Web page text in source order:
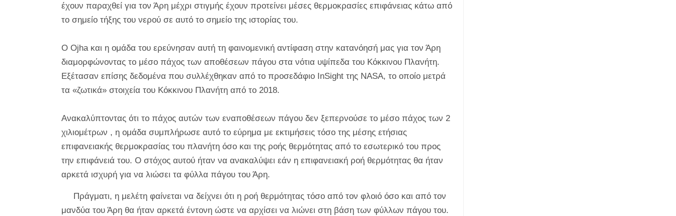
έχουν παραχθεί για τον Άρη μέχρι στιγμής έχουν προτείνει μέσες θερμοκρασίες επιφάνειας κάτω από
το σημείο τήξης του νερού σε αυτό το σημείο της ιστορίας του.
Ο Ojha και η ομάδα του ερεύνησαν αυτή τη φαινομενική αντίφαση στην κατανόησή μας για τον Άρη
διαμορφώνοντας το μέσο πάχος των αποθέσεων πάγου στα νότια υψίπεδα του Κόκκινου Πλανήτη.
Εξέτασαν επίσης δεδομένα που συλλέχθηκαν από το προσεδάφιο InSight της NASA, το οποίο μετρά
τα «ζωτικά» στοιχεία του Κόκκινου Πλανήτη από το 2018.
Ανακαλύπτοντας ότι το πάχος αυτών των εναποθέσεων πάγου δεν ξεπερνούσε το μέσο πάχος των 2
χιλιομέτρων , η ομάδα συμπλήρωσε αυτό το εύρημα με εκτιμήσεις τόσο της μέσης ετήσιας
επιφανειακής θερμοκρασίας του πλανήτη όσο και της ροής θερμότητας από το εσωτερικό του προς
την επιφάνειά του. Ο στόχος αυτού ήταν να ανακαλύψει εάν η επιφανειακή ροή θερμότητας θα ήταν
αρκετά ισχυρή για να λιώσει τα φύλλα πάγου του Άρη.
Πράγματι, η μελέτη φαίνεται να δείχνει ότι η ροή θερμότητας τόσο από τον φλοιό όσο και από τον
μανδύα του Άρη θα ήταν αρκετά έντονη ώστε να αρχίσει να λιώνει στη βάση των φύλλων πάγου του.